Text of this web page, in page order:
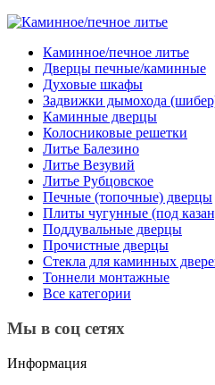
Каминное/печное литье
Дверцы печные/каминные
Духовые шкафы
Задвижки дымохода
Каминные дверцы
Колосниковые решетки
Литье Балезино
Литье Везувий
Литье Рубцовское
Печные (топочные) дверцы
Плиты чугунные (под
Поддувальные дверцы
Прочистные дверцы
Стекла для каминных
Тоннели монтажные
Все категории
Мы в соц сетях
Информация